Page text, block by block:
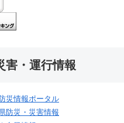
害・運行情報
災情報ポータル
防災・災害情報